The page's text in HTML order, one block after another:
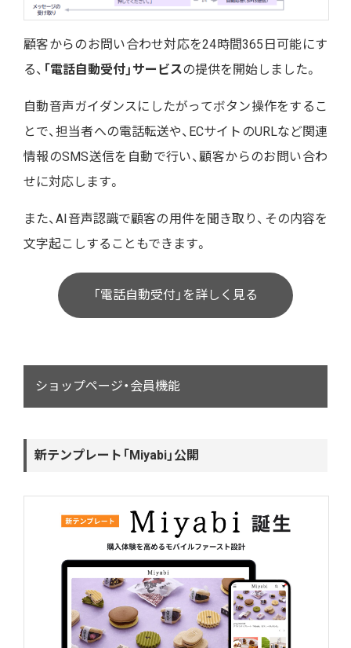
顧客からのお問い合わせ対応を24時間365日可能にす
る、 「電話自動受付」サービスの提供を開始しました。
自動音声ガイダンスにしたがってボタン操作をするこ
とで、担当者への電話転送や、ECサイトのURLなど関連
情報のSMS送信を自動で行い、顧客からのお問い合わ
せに対応します。
また、AI音声認識で顧客の用件を聞き取り、その内容を
文字起こしすることもできます。
「電話自動受付」を詳しく見る
ショップページ・会員機能
新テンプレート「Miyabi」公開